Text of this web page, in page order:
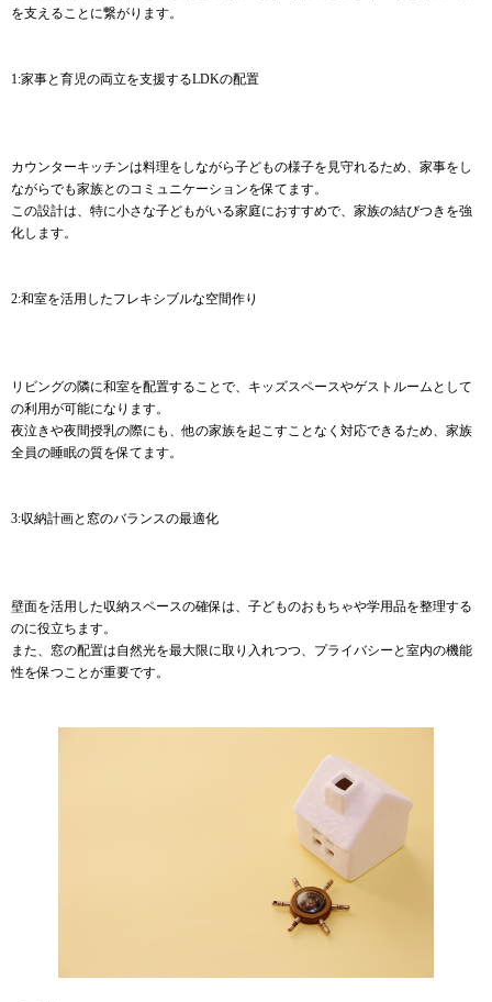
を支えることに繋がります。
1:家事と育児の両立を支援するLDKの配置
カウンターキッチンは料理をしながら子どもの様子を見守れるため、家事をし
ながらでも家族とのコミュニケーションを保てます。
この設計は、特に小さな子どもがいる家庭におすすめで、家族の結びつきを強
化します。
2:和室を活用したフレキシブルな空間作り
リビングの隣に和室を配置することで、キッズスペースやゲストルームとして
の利用が可能になります。
夜泣きや夜間授乳の際にも、他の家族を起こすことなく対応できるため、家族
全員の睡眠の質を保てます。
3:収納計画と窓のバランスの最適化
壁面を活用した収納スペースの確保は、子どものおもちゃや学用品を整理する
のに役立ちます。
また、窓の配置は自然光を最大限に取り入れつつ、プライバシーと室内の機能
性を保つことが重要です。